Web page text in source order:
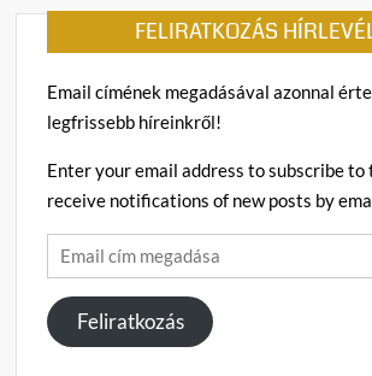
FELIRATKOZÁS
Email címének megadásával azonnal
legfrissebb híreinkről!
Enter your email address to subscribe to
receive notifications of new posts by
Email
cím
megadása
Feliratkozás